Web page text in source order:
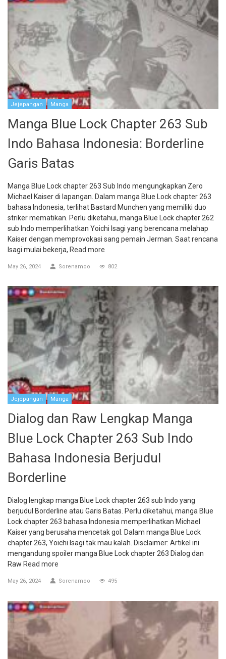
Jejepangan Manga
Manga Blue Lock Chapter 263 Sub
Indo Bahasa Indonesia: Borderline
Garis Batas
Manga Blue Lock chapter 263 Sub Indo mengungkapkan Zero
Michael Kaiser di lapangan. Dalam manga Blue Lock chapter 263
bahasa Indonesia, terlihat Bastard Munchen yang memiliki duo
striker mematikan. Perlu diketahui, manga Blue Lock chapter 262
sub Indo memperlihatkan Yoichi Isagi yang berencana melahap
Kaiser dengan memprovokasi sang pemain Jerman. Saat rencana
Isagi mulai bekerja, Read more
May 26, 2024 Sorenamoo 802
Jejepangan Manga
Dialog dan Raw Lengkap Manga
Blue Lock Chapter 263 Sub Indo
Bahasa Indonesia Berjudul
Borderline
Dialog lengkap manga Blue Lock chapter 263 sub Indo yang
berjudul Borderline atau Garis Batas. Perlu diketahui, manga Blue
Lock chapter 263 bahasa Indonesia memperlihatkan Michael
Kaiser yang berusaha mencetak gol. Dalam manga Blue Lock
chapter 263, Yoichi Isagi tak mau kalah. Disclaimer: Artikel ini
mengandung spoiler manga Blue Lock chapter 263 Dialog dan
Raw Read more
May 26, 2024 Sorenamoo 495